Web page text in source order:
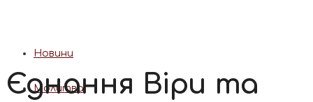
Новини
Молитва
Єднання Віри та